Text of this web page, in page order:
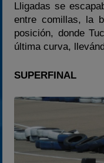
Lligadas se
entre comillas, la
posición, donde
última curva,
SUPERFINAL